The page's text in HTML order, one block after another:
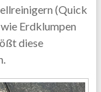
(Quick
Erdklumpen
diese